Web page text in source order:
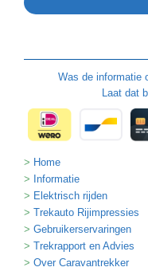
Was de informatie
Laat dat
Home
Informatie
Elektrisch rijden
Trekauto Rijimpressies
Gebruikerservaringen
Trekrapport en Advies
Over Caravantrekker